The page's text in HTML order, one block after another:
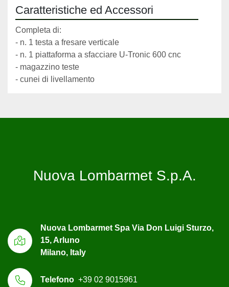
Caratteristiche ed Accessori
Completa di:
- n. 1 testa a fresare verticale
- n. 1 piattaforma a sfacciare U-Tronic 600 cnc
- magazzino teste
- cunei di livellamento
Nuova Lombarmet S.p.A.
Nuova Lombarmet Spa Via Don Luigi Sturzo,
15, Arluno
Milano, Italy
Telefono +39 02 9015961